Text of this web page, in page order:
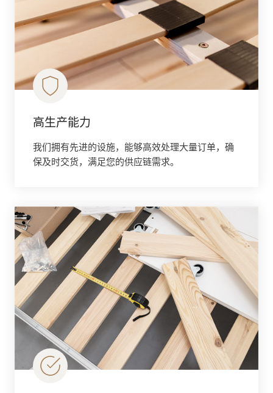
高生产能力
我们拥有先进的设施，能够高效处理大量订单，确
保及时交货，满足您的供应链需求。